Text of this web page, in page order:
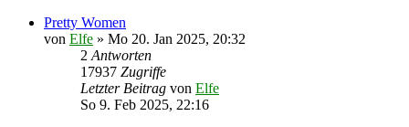
Pretty Women
von Elfe » Mo 20. Jan 2025, 20:32
2 Antworten
17937 Zugriffe
Letzter Beitrag von Elfe
So 9. Feb 2025, 22:16